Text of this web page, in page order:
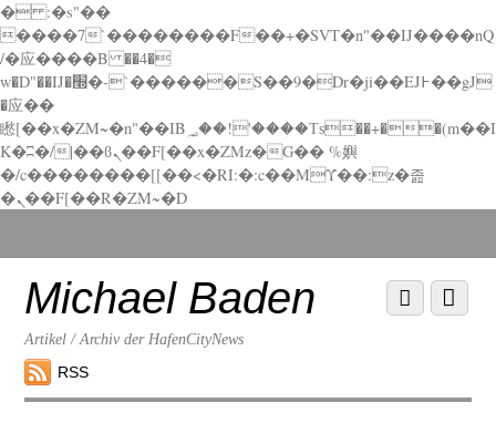
� :�s"��
����7`��������F��+�SVT�n"��IJ����nQ
/�应����B ��4�
w�D"��IJ�׭�-`������S��9�Dr�ji��EJ߅��gJ
�应��
矁[��x�ZM~�n"��IB؃��!'����Тѕ��+��(m��I
K�ʭ�/|��ϐܢ��F[��x�ZMz�G�� %嬩
�/c��������[[��<�RI:�:c��MΎ��:z�졾
�ܢ��F[��R�ZM~�D
down
contentMichael Baden
Artikel / Archiv der HafenCityNews
RSS
Menu
Scroll
down